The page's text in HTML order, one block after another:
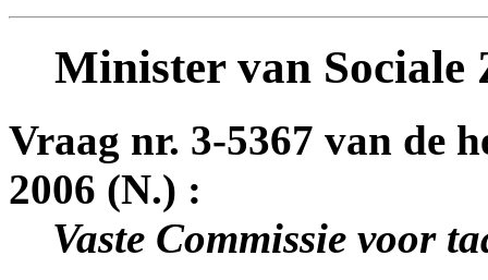
Minister van Sociale
Vraag nr. 3-5367 van de
2006 (N.) :
Vaste Commissie voor